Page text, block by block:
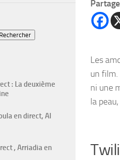
Les
un film.
ni une
la
Rechercher
: La deuxième
en direct, Al
, Arriadia en